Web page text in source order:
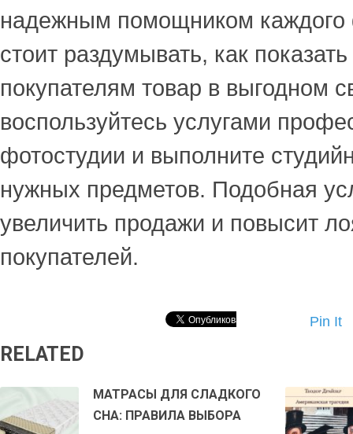
надежным помощником
стоит раздумывать, как
покупателям товар в выгодном
воспользуйтесь услугами
фотостудии и выполните
нужных предметов. Подобная
увеличить продажи и повысит
покупателей.
Pin It
RELATED
МАТРАСЫ ДЛЯ СЛАДКОГО
СНА: ПРАВИЛА ВЫБОРА